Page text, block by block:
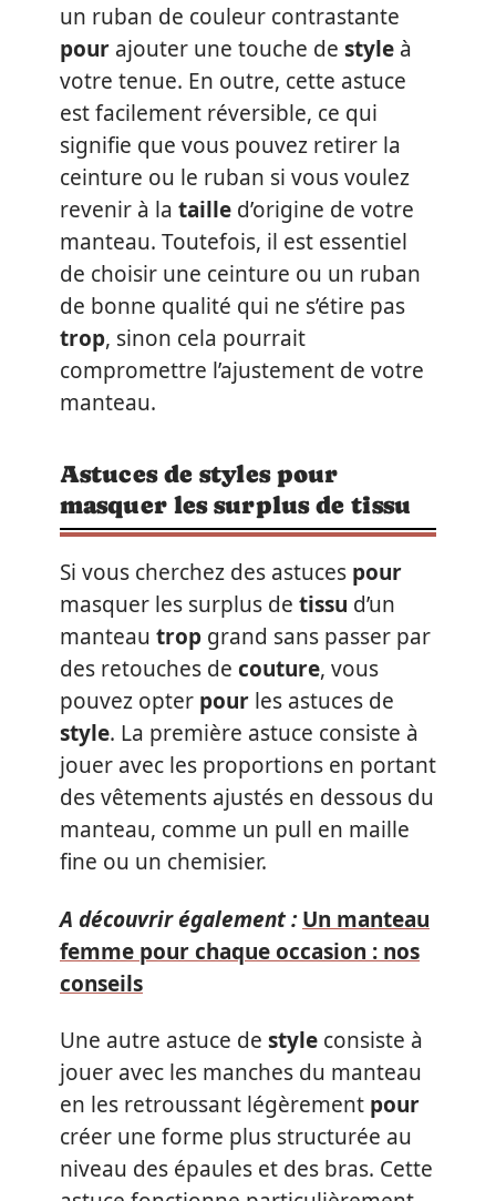
un ruban de couleur contrastante
pour ajouter une touche de style à
votre tenue. En outre, cette astuce
est facilement réversible, ce qui
signifie que vous pouvez retirer la
ceinture ou le ruban si vous voulez
revenir à la taille d’origine de votre
manteau. Toutefois, il est essentiel
de choisir une ceinture ou un ruban
de bonne qualité qui ne s’étire pas
trop, sinon cela pourrait
compromettre l’ajustement de votre
manteau.
Astuces de styles pour
masquer les surplus de tissu
Si vous cherchez des astuces pour
masquer les surplus de tissu d’un
manteau trop grand sans passer par
des retouches de couture, vous
pouvez opter pour les astuces de
style. La première astuce consiste à
jouer avec les proportions en portant
des vêtements ajustés en dessous du
manteau, comme un pull en maille
fine ou un chemisier.
A découvrir également : Un manteau
femme pour chaque occasion : nos
conseils
Une autre astuce de style consiste à
jouer avec les manches du manteau
en les retroussant légèrement pour
créer une forme plus structurée au
niveau des épaules et des bras. Cette